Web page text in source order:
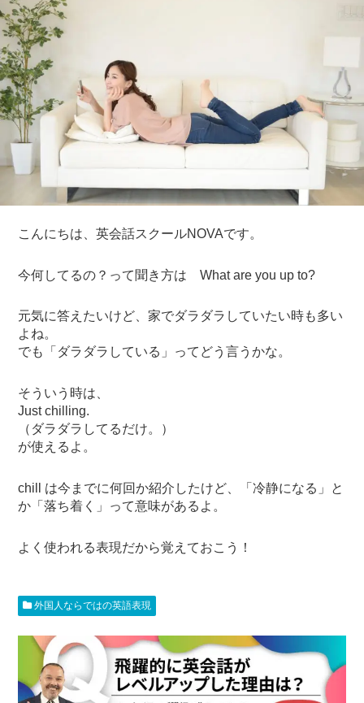
こんにちは、英会話スクールNOVAです。
今何してるの？って聞き方は What are you up to?
元気に答えたいけど、家でダラダラしていたい時も多い
よね。
でも「ダラダラしている」ってどう言うかな。
そういう時は、
Just chilling.
（ダラダラしてるだけ。）
が使えるよ。
chill は今までに何回か紹介したけど、「冷静になる」と
か「落ち着く」って意味があるよ。
よく使われる表現だから覚えておこう！
外国人ならではの英語表現